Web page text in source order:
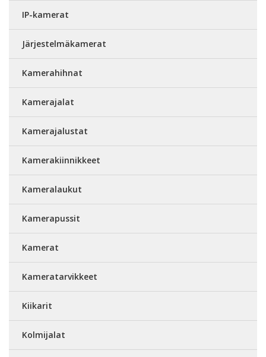
IP-kamerat
Järjestelmäkamerat
Kamerahihnat
Kamerajalat
Kamerajalustat
Kamerakiinnikkeet
Kameralaukut
Kamerapussit
Kamerat
Kameratarvikkeet
Kiikarit
Kolmijalat